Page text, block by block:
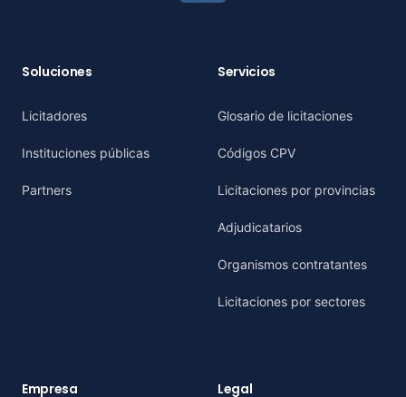
Soluciones
Licitadores
Instituciones públicas
Partners
Servicios
Glosario de licitaciones
Códigos CPV
Licitaciones por provincias
Adjudicatarios
Organismos contratantes
Licitaciones por sectores
Empresa Legal